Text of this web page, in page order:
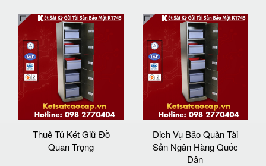
Thuê Tủ Két Giữ Đồ
Quan Trọng
Dịch Vụ Bảo Quản Tài
Sản Ngân Hàng Quốc
Dân